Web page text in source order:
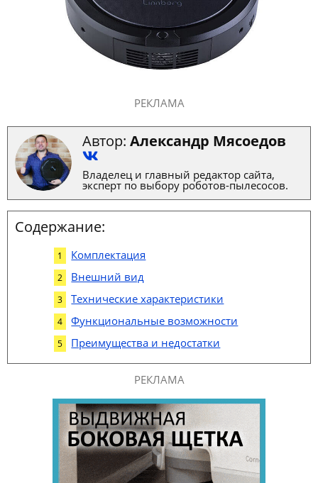
РЕКЛАМА
Автор: Александр Мясоедов
Владелец и главный редактор сайта,
эксперт по выбору роботов-пылесосов.
Содержание:
Комплектация
Внешний вид
Технические характеристики
Функциональные возможности
Преимущества и недостатки
РЕКЛАМА